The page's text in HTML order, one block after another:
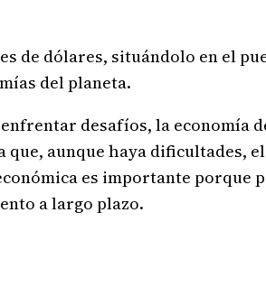
de dólares, situándolo en el
del planeta.
enfrentar desafíos, la economía
que, aunque haya dificultades,
es importante porque
a largo plazo.